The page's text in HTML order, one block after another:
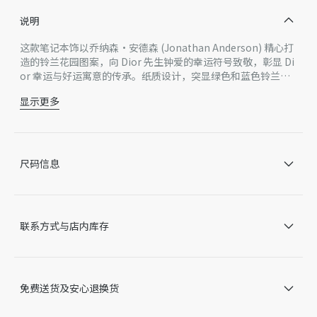
说明
这款笔记本饰以乔纳森·安德森 (Jonathan Anderson) 精心打
造的铃兰花园图案，向 Dior 先生钟爱的幸运符号致敬，彰显 Di
or 幸运与好运寓意的传承。纸质设计，突显绿色和蓝色铃兰花
纪洛可可优雅风格美学。
纸
横格纸
法国制造
实物为准。
关问题，请致电迪奥客服中心。
显示更多
尺码信息
联系方式与店内库存
免费送货及安心退换货